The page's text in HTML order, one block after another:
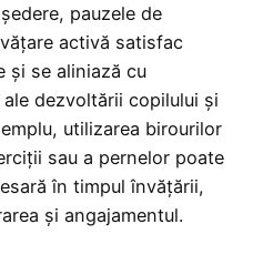
pauzele de
activă satisfac
și se aliniază cu
dezvoltării copilului și
utilizarea birourilor
sau a pernelor poate
în timpul învățării,
și angajamentul.